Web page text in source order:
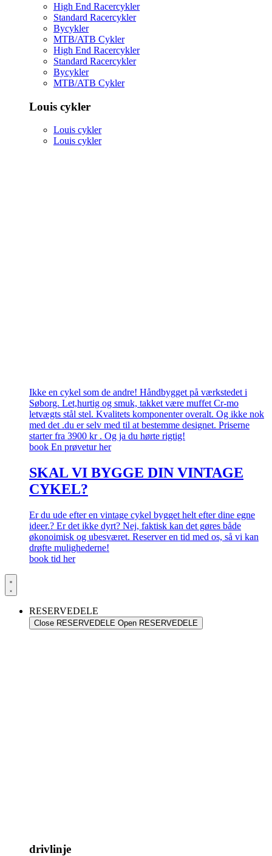
High End Racercykler
Standard Racercykler
Bycykler
MTB/ATB Cykler
High End Racercykler
Standard Racercykler
Bycykler
MTB/ATB Cykler
Louis cykler
Louis cykler
Louis cykler
Ikke en cykel som de andre! Håndbygget på værkstedet i
Søborg. Let,hurtig og smuk, takket være muffet Cr-mo
letvægts stål stel. Kvalitets komponenter overalt. Og ikke nok
med det .du er selv med til at bestemme designet. Priserne
starter fra 3900 kr . Og ja du hørte rigtig!
book En prøvetur her
SKAL VI BYGGE DIN VINTAGE
CYKEL?
Er du ude efter en vintage cykel bygget helt efter dine egne
ideer.? Er det ikke dyrt? Nej, faktisk kan det gøres både
økonoimisk og ubesværet. Reserver en tid med os, så vi kan
drøfte mulighederne!
book tid her
RESERVEDELE
Close RESERVEDELE Open RESERVEDELE
drivlinje